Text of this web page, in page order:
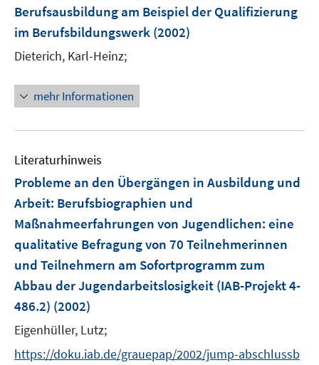
n
Berufsausbildung am Beispiel der Qualifizierung
im Berufsbildungswerk (2002)
Dieterich, Karl-Heinz;
mehr Informationen
Literaturhinweis
Probleme an den Übergängen in Ausbildung und
Arbeit: Berufsbiographien und
Maßnahmeerfahrungen von Jugendlichen: eine
qualitative Befragung von 70 Teilnehmerinnen
und Teilnehmern am Sofortprogramm zum
Abbau der Jugendarbeitslosigkeit (IAB-Projekt 4-
486.2) (2002)
Eigenhüller, Lutz;
https://doku.iab.de/grauepap/2002/jump-abschlussb